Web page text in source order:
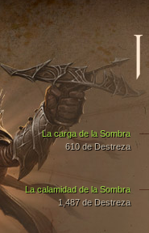
J
La calamidad de la Sombra
1,487 de Destreza
La carga de la Sombra
610 de Destreza